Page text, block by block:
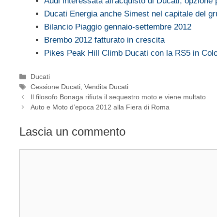
Ducati Energia anche Simest nel capitale del
Bilancio Piaggio gennaio-settembre 2012
Brembo 2012 fatturato in crescita
Pikes Peak Hill Climb Ducati con la RS5 in
Categorie
Ducati
Tag
Cessione Ducati,Vendita Ducati
Il filosofo Bonaga rifiuta il sequestro moto e viene multato
Auto e Moto d’epoca 2012 alla Fiera di Roma
Lascia un commento